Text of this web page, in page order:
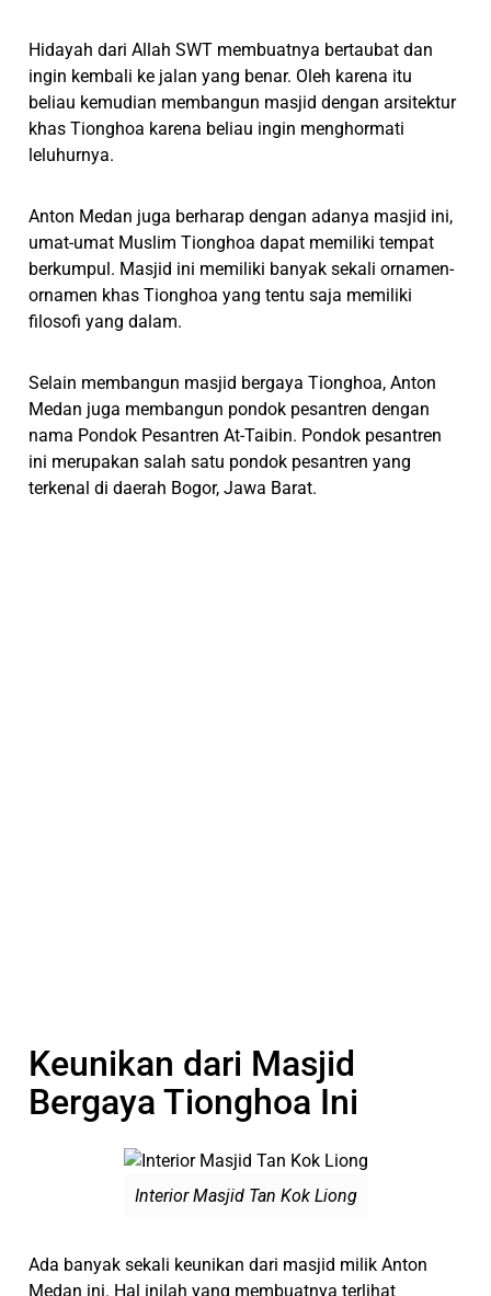
Hidayah dari Allah SWT membuatnya bertaubat dan
ingin kembali ke jalan yang benar. Oleh karena itu
beliau kemudian membangun masjid dengan arsitektur
khas Tionghoa karena beliau ingin menghormati
leluhurnya.
Anton Medan juga berharap dengan adanya masjid ini,
umat-umat Muslim Tionghoa dapat memiliki tempat
berkumpul. Masjid ini memiliki banyak sekali ornamen-
ornamen khas Tionghoa yang tentu saja memiliki
filosofi yang dalam.
Selain membangun masjid bergaya Tionghoa, Anton
Medan juga membangun pondok pesantren dengan
nama Pondok Pesantren At-Taibin. Pondok pesantren
ini merupakan salah satu pondok pesantren yang
terkenal di daerah Bogor, Jawa Barat.
Keunikan dari Masjid
Bergaya Tionghoa Ini
Interior Masjid Tan Kok Liong
Ada banyak sekali keunikan dari masjid milik Anton
Medan ini. Hal inilah yang membuatnya terlihat